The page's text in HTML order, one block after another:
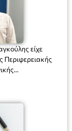
είχε
Περιφερειακής
κ. Ιωάννη